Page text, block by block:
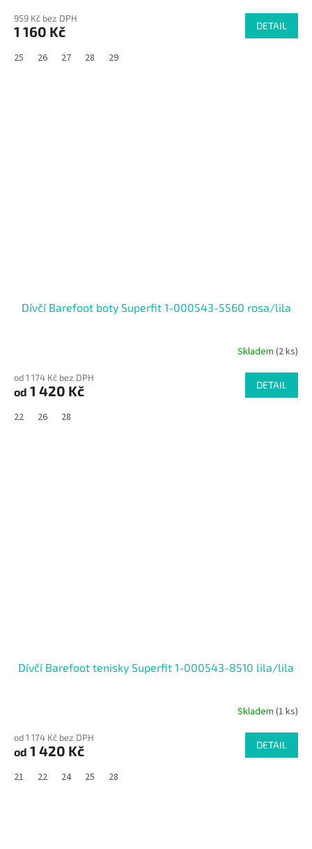
959 Kč bez DPH
1 160 Kč DETAIL
25 26 27 28 29
Dívčí Barefoot boty Superfit 1-000543-5560 rosa/lila
Skladem (2 ks)
od 1 174 Kč bez DPH
od 1 420 Kč DETAIL
22 26 28
Dívčí Barefoot tenisky Superfit 1-000543-8510 lila/lila
Skladem (1 ks)
od 1 174 Kč bez DPH
od 1 420 Kč DETAIL
21 22 24 25 28